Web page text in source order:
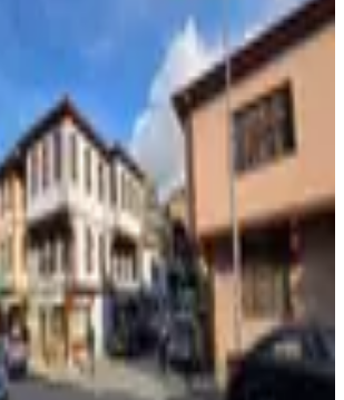
Emlaktan Afyon'un
Satılık Bahçeli Tarihi
Merkez
·120 m² ·01.07.2026
₺
ve GayrimenkulTurkuaz Premium Emlak